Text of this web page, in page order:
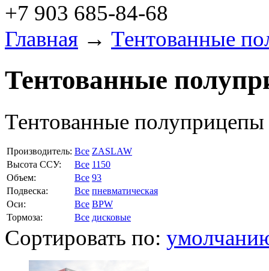
+7 903 685-84-68
Главная → Тентованные
Тентованные
Тентованные
Производитель: Все ZASLAW
Высота ССУ:
Все 1150
Объем:
Все 93
Подвеска:
Все пневматическая
Оси:
Все BPW
Тормоза:
Все дисковые
Сортировать по: